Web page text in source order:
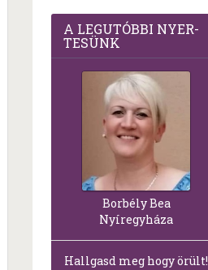
A LEG­U­TÓB­BI NYER­
TE­SÜNK
Borbély Bea
Nyíregyháza
Hallgasd meg hogy örült!